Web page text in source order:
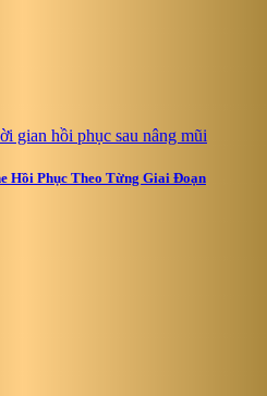
Hồi Phục Theo Từng Giai Đoạn